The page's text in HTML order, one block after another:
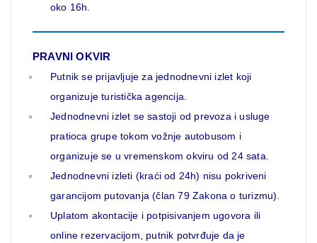
oko 16h.
PRAVNI OKVIR
Putnik se prijavljuje za jednodnevni izlet koji
organizuje turistička agencija.
Jednodnevni izlet se sastoji od prevoza i usluge
pratioca grupe tokom vožnje autobusom i
organizuje se u vremenskom okviru od 24 sata.
Jednodnevni izleti (kraći od 24h) nisu pokriveni
garancijom putovanja (član 79 Zakona o turizmu).
Uplatom akontacije i potpisivanjem ugovora ili
online rezervacijom, putnik potvrđuje da je